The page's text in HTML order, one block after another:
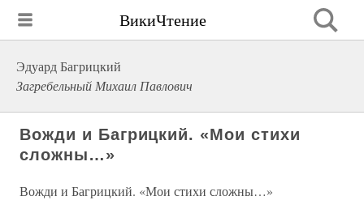
ВикиЧтение
Эдуард Багрицкий
Загребельный Михаил Павлович
Вожди и Багрицкий. «Мои стихи
сложны…»
Вожди и Багрицкий. «Мои стихи сложны…»